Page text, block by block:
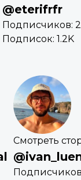
@eterifrfr
Подписчиков:
Подписок: 1.2K
Смотреть